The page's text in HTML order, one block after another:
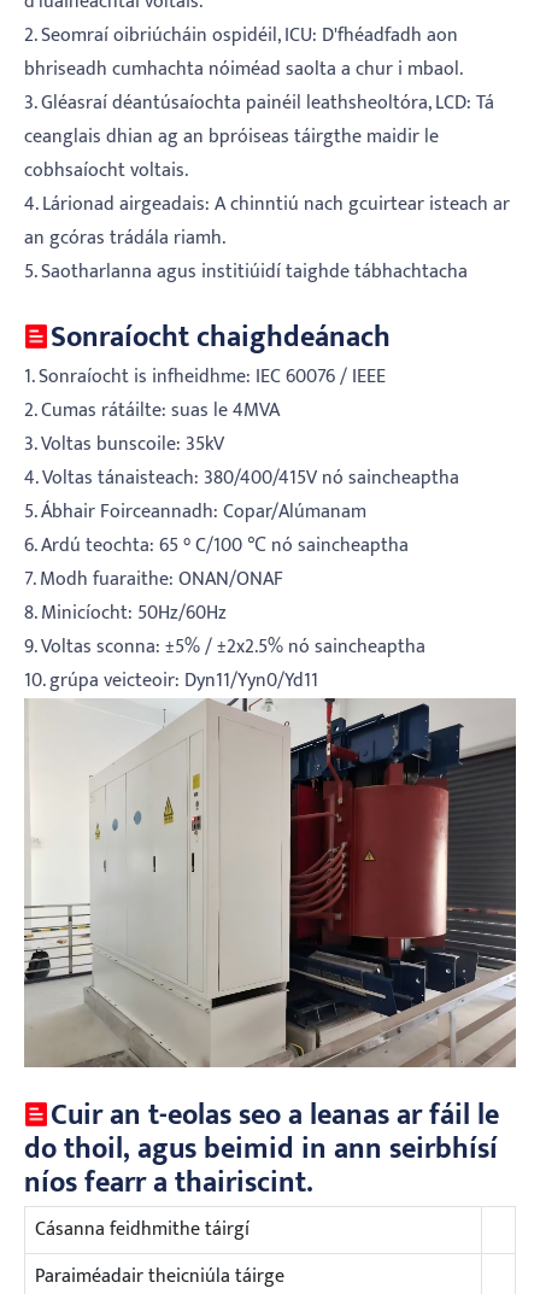
2. Seomraí oibriúcháin ospidéil, ICU: D'fhéadfadh aon
bhriseadh cumhachta nóiméad saolta a chur i mbaol.
3. Gléasraí déantúsaíochta painéil leathsheoltóra, LCD: Tá
ceanglais dhian ag an bpróiseas táirgthe maidir le
cobhsaíocht voltais.
4. Lárionad airgeadais: A chinntiú nach gcuirtear isteach ar
an gcóras trádála riamh.
5. Saotharlanna agus institiúidí taighde tábhachtacha
Sonraíocht chaighdeánach
1. Sonraíocht is infheidhme: IEC 60076 / IEEE
2. Cumas rátáilte: suas le 4MVA
3. Voltas bunscoile: 35kV
4. Voltas tánaisteach: 380/400/415V nó saincheaptha
5. Ábhair Foirceannadh: Copar/Alúmanam
6. Ardú teochta: 65 ° C/100 ℃ nó saincheaptha
7. Modh fuaraithe: ONAN/ONAF
8. Minicíocht: 50Hz/60Hz
9. Voltas sconna: ±5% / ±2x2.5% nó saincheaptha
10. grúpa veicteoir: Dyn11/Yyn0/Yd11
Cuir an t-eolas seo a leanas ar fáil le
do thoil, agus beimid in ann seirbhísí
níos fearr a thairiscint.
Cásanna feidhmithe táirgí
Paraiméadair theicniúla táirge